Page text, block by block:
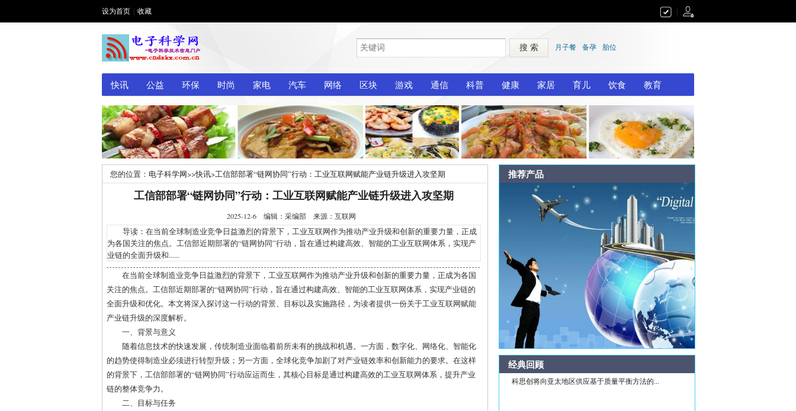
设为首页 收藏
搜 索 月子餐 备孕 胎位
快讯 公益 环保 时尚 家电 汽车 网络 区块 游戏 通信 科普 健康 家居 育儿 饮食 教育
您的位置： 电子科学网>>快讯>工信部部署“链网协同”行动：工业互联网赋能产业链升级进入攻坚期
工信部部署“链网协同”行动：工业互联网赋能产业链升级进入攻坚期
2025-12-6 编辑：采编部 来源：互联网
导读：在当前全球制造业竞争日益激烈的背景下，工业互联网作为推动产业升级和创新的重要力量，正成
为各国关注的焦点。工信部近期部署的“链网协同”行动，旨在通过构建高效、智能的工业互联网体系，实现产
业链的全面升级和......
在当前全球制造业竞争日益激烈的背景下，工业互联网作为推动产业升级和创新的重要力量，正成为各国
关注的焦点。工信部近期部署的“链网协同”行动，旨在通过构建高效、智能的工业互联网体系，实现产业链的
全面升级和优化。本文将深入探讨这一行动的背景、目标以及实施路径，为读者提供一份关于工业互联网赋能
产业链升级的深度解析。
一、背景与意义
随着信息技术的快速发展，传统制造业面临着前所未有的挑战和机遇。一方面，数字化、网络化、智能化
的趋势使得制造业必须进行转型升级；另一方面，全球化竞争加剧了对产业链效率和创新能力的要求。在这样
的背景下，工信部部署的“链网协同”行动应运而生，其核心目标是通过构建高效的工业互联网体系，提升产业
链的整体竞争力。
二、目标与任务
推荐产品
经典回顾
科思创将向亚太地区供应基于质量平衡方法的...